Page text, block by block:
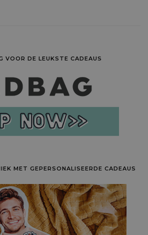
VOOR DE LEUKSTE CADEAUS
MET GEPERSONALISEERDE CADEAUS